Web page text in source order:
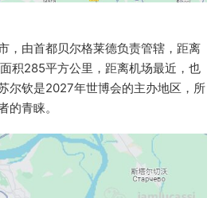
，由首都贝尔格莱德负责管辖，距离
积285平方公里，距离机场最近，也
尔钦是2027年世博会的主办地区，所
的青睐。